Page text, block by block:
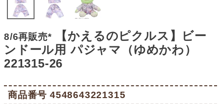
8/6再販売*
【かえるのピクルス】ビー
ンドール用 パジャマ（ゆめかわ）
221315-26
商品番号 4548643221315